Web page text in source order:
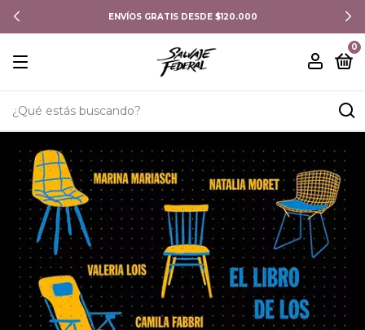
ENVÍOS GRATIS DESDE $120.000
0